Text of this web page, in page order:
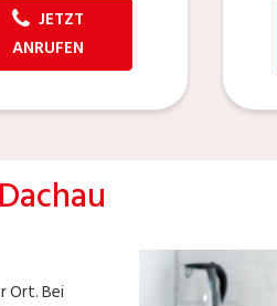
JETZT
ANRUFEN
Ort. Bei